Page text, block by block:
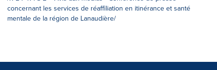
concernant les services de réaffiliation en itinérance et santé
mentale de la région de Lanaudière/